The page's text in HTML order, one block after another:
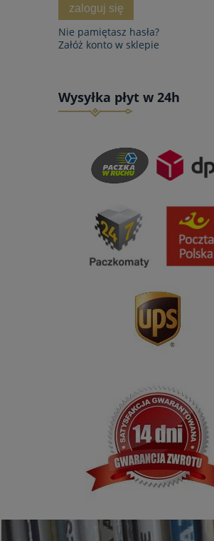
zaloguj się
Nie pamiętasz hasła?
Załóż konto w sklepie
Wysyłka płyt w 24h